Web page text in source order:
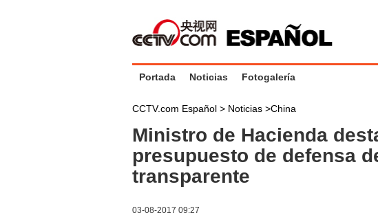
Portada Noticias Fotogalería
CCTV.com Español > Noticias >China
Ministro de Hacienda
presupuesto de defensa
transparente
03-08-2017 09:27